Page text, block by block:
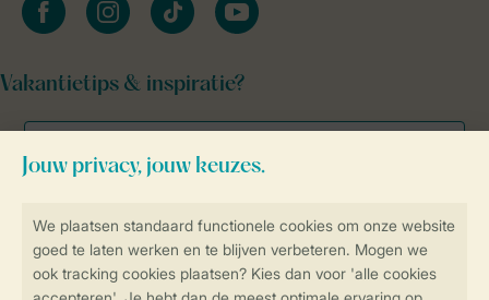
Veilig en snel online boeken
Vakantietips & inspiratie?